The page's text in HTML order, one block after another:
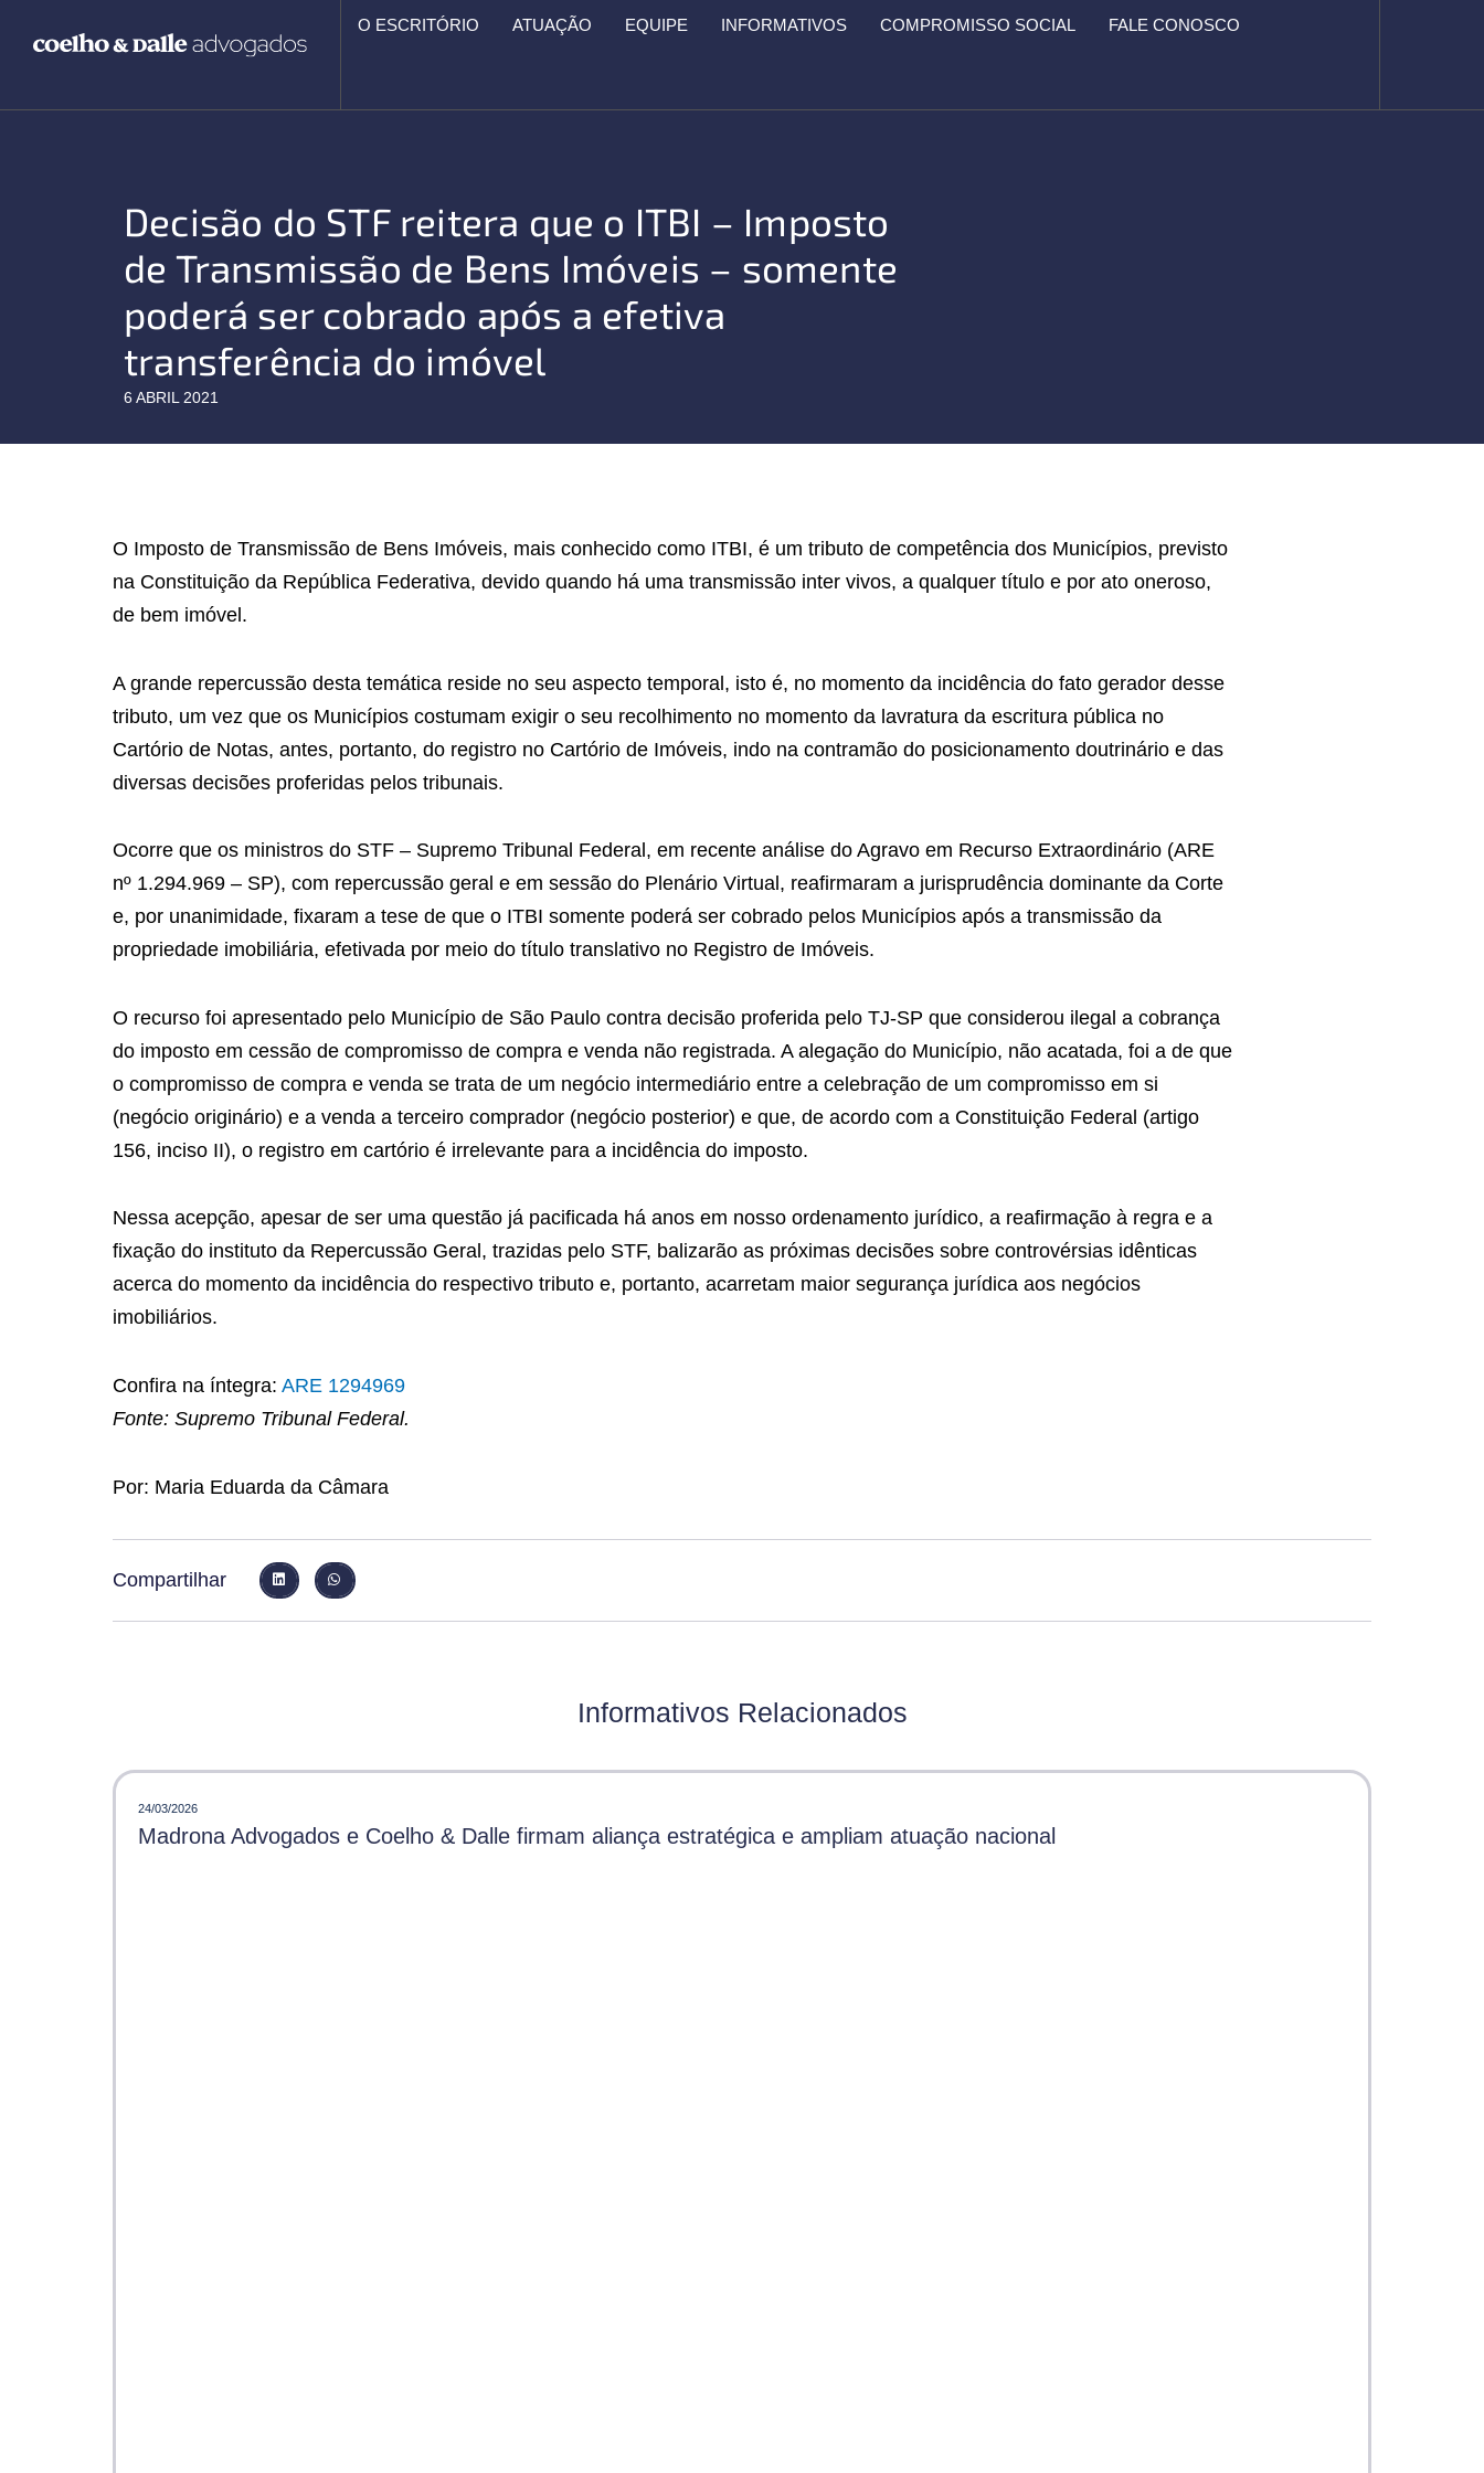
O ESCRITÓRIO ATUAÇÃO EQUIPE INFORMATIVOS COMPROMISSO SOCIAL FALE CONOSCO
Decisão do STF reitera que o ITBI – Imposto
de Transmissão de Bens Imóveis – somente
poderá ser cobrado após a efetiva
transferência do imóvel
6 ABRIL 2021
O Imposto de Transmissão de Bens Imóveis, mais conhecido como ITBI, é um tributo de competência dos Municípios, previsto
na Constituição da República Federativa, devido quando há uma transmissão inter vivos, a qualquer título e por ato oneroso,
de bem imóvel.
A grande repercussão desta temática reside no seu aspecto temporal, isto é, no momento da incidência do fato gerador desse
tributo, um vez que os Municípios costumam exigir o seu recolhimento no momento da lavratura da escritura pública no
Cartório de Notas, antes, portanto, do registro no Cartório de Imóveis, indo na contramão do posicionamento doutrinário e das
diversas decisões proferidas pelos tribunais.
Ocorre que os ministros do STF – Supremo Tribunal Federal, em recente análise do Agravo em Recurso Extraordinário (ARE
nº 1.294.969 – SP), com repercussão geral e em sessão do Plenário Virtual, reafirmaram a jurisprudência dominante da Corte
e, por unanimidade, fixaram a tese de que o ITBI somente poderá ser cobrado pelos Municípios após a transmissão da
propriedade imobiliária, efetivada por meio do título translativo no Registro de Imóveis.
O recurso foi apresentado pelo Município de São Paulo contra decisão proferida pelo TJ-SP que considerou ilegal a cobrança
do imposto em cessão de compromisso de compra e venda não registrada. A alegação do Município, não acatada, foi a de que
o compromisso de compra e venda se trata de um negócio intermediário entre a celebração de um compromisso em si
(negócio originário) e a venda a terceiro comprador (negócio posterior) e que, de acordo com a Constituição Federal (artigo
156, inciso II), o registro em cartório é irrelevante para a incidência do imposto.
Nessa acepção, apesar de ser uma questão já pacificada há anos em nosso ordenamento jurídico, a reafirmação à regra e a
fixação do instituto da Repercussão Geral, trazidas pelo STF, balizarão as próximas decisões sobre controvérsias idênticas
acerca do momento da incidência do respectivo tributo e, portanto, acarretam maior segurança jurídica aos negócios
imobiliários.
Confira na íntegra: ARE 1294969
Fonte: Supremo Tribunal Federal.
Por: Maria Eduarda da Câmara
Compartilhar
Informativos Relacionados
24/03/2026
Madrona Advogados e Coelho & Dalle firmam aliança estratégica e ampliam atuação nacional